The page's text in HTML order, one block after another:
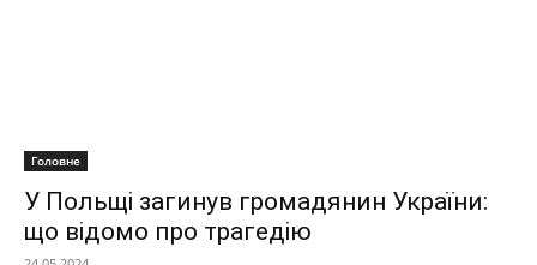
Головне
У Польщі загинув громадянин України:
що відомо про трагедію